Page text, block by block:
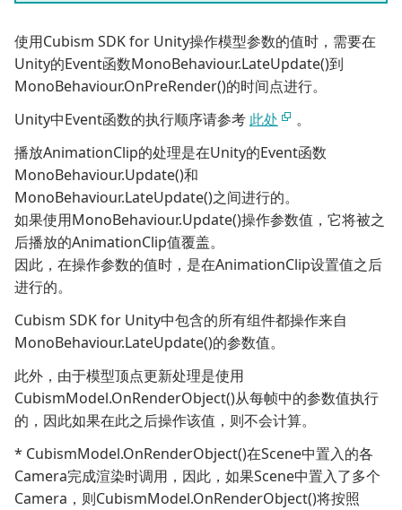
使用Cubism SDK for Unity操作模型参数的值时，需要在
Unity的Event函数MonoBehaviour.LateUpdate()到
MonoBehaviour.OnPreRender()的时间点进行。
Unity中Event函数的执行顺序请参考 此处
。
播放AnimationClip的处理是在Unity的Event函数
MonoBehaviour.Update()和
MonoBehaviour.LateUpdate()之间进行的。
如果使用MonoBehaviour.Update()操作参数值，它将被之
后播放的AnimationClip值覆盖。
因此，在操作参数的值时，是在AnimationClip设置值之后
进行的。
Cubism SDK for Unity中包含的所有组件都操作来自
MonoBehaviour.LateUpdate()的参数值。
此外，由于模型顶点更新处理是使用
CubismModel.OnRenderObject()从每帧中的参数值执行
的，因此如果在此之后操作该值，则不会计算。
* CubismModel.OnRenderObject()在Scene中置入的各
Camera完成渲染时调用，因此，如果Scene中置入了多个
Camera，则CubismModel.OnRenderObject()将按照